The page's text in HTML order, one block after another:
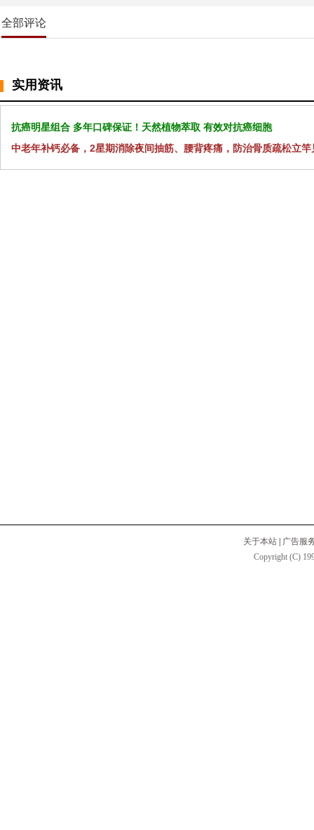
全部评论
实用资讯
抗癌明星组合 多年口碑保证！天然植物萃取 有效对抗癌细胞
中老年补钙必备，2星期消除夜间抽筋、腰背疼痛，防治骨质疏松立竿
关于本站
广告服
Copyright (C)